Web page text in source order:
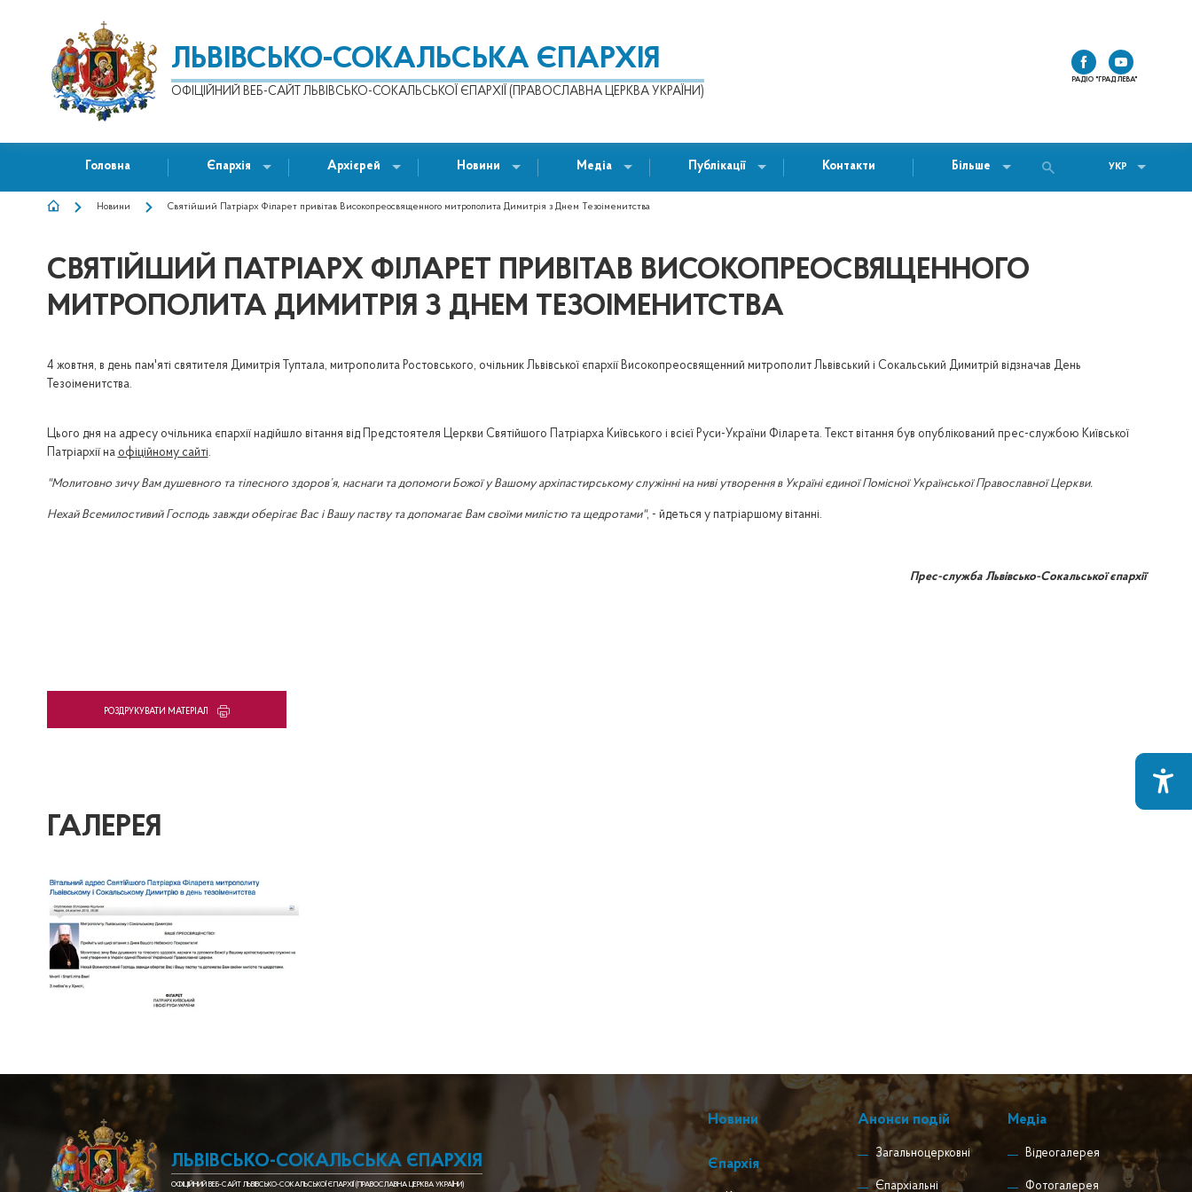
ЛЬВІВСЬКО-СОКАЛЬСЬКА ЄПАРХІЯ
ОФІЦІЙНИЙ ВЕБ-САЙТ ЛЬВІВСЬКО-СОКАЛЬСЬКОЇ ЄПАРХІЇ (ПРАВОСЛАВНА ЦЕРКВА УКРАЇНИ)
РАДІО "ГРАД ЛЕВА"
Головна Єпархія Архієрей Новини Медіа Публікації Контакти Більше УКР
РЯДОК
НАВІҐАЦІЇ
Новини Святійший Патріарх Філарет привітав Високопреосвященного митрополита Димитрія з Днем Тезоіменитства
СВЯТІЙШИЙ ПАТРІАРХ ФІЛАРЕТ ПРИВІТАВ ВИСОКОПРЕОСВЯЩЕННОГО
МИТРОПОЛИТА ДИМИТРІЯ З ДНЕМ ТЕЗОІМЕНИТСТВА
4 жовтня, в день пам'яті святителя Димитрія Туптала, митрополита Ростовського, очільник Львівської єпархії Високопреосвященний митрополит Львівський і Сокальський Димитрій відзначав День
Тезоіменитства.
Цього дня на адресу очільника єпархії надійшло вітання від Предстоятеля Церкви Святійшого Патріарха Київського і всієї Руси-України Філарета. Текст вітання був опублікований прес-службою Київської
Патріархії на офіційному сайті.
"Молитовно зичу Вам душевного та тілесного здоров’я, наснаги та допомоги Божої у Вашому архіпастирському служінні на ниві утворення в Україні єдиної Помісної Української Православної Церкви.
Нехай Всемилостивий Господь завжди оберігає Вас і Вашу паству та допомагає Вам своїми милістю та щедротами", - йдеться у патріаршому вітанні.
Прес-служба Львівсько-Сокальської єпархії
PОЗДРУКУВАТИ МАТЕРІАЛ
ГАЛЕРЕЯ
ЛЬВІВСЬКО-СОКАЛЬСЬКА ЄПАРХІЯ
ОФІЦІЙНИЙ ВЕБ-САЙТ ЛЬВІВСЬКО-СОКАЛЬСЬКОЇ ЄПАРХІЇ (ПРАВОСЛАВНА ЦЕРКВА УКРАЇНИ)
Новини
Єпархія
Анонси подій
Загальноцерковні
Єпархіальні
Медіа
Відеогалерея
Фотогалерея